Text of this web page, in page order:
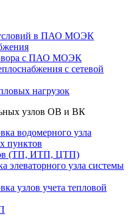
условий в ПАО МОЭК
с ПАО МОЭК
с сетевой
нагрузок
узлов ОВ и ВК
водомерного узла
пунктов
(ТП, ИТП, ЦТП)
элеваторного узла системы
узлов учета тепловой